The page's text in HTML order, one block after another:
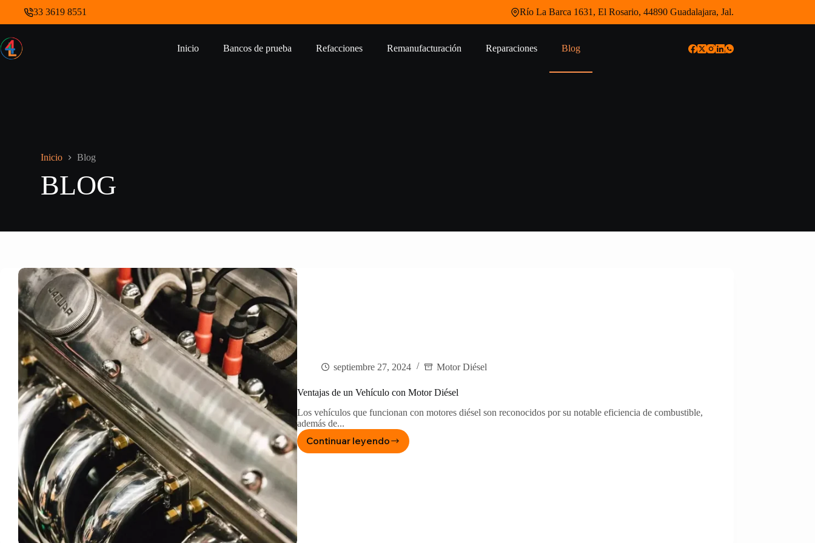
contenido
33 3619 8551 Río La Barca 1631, El Rosario, 44890 Guadalajara, Jal.
Inicio Bancos de prueba Refacciones Remanufacturación Reparaciones Blog
Inicio Blog
BLOG
septiembre 27, 2024 Motor Diésel
Ventajas de un Vehículo con Motor Diésel
Los vehículos que funcionan con motores diésel son reconocidos por su notable eficiencia de combustible,
además de...
Continuar leyendo
Ventajas
de